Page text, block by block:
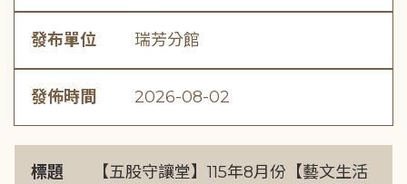
發布單位 瑞芳分館
發佈時間 2026-08-02
標題
【五股守讓堂】115年8月份【藝文生活